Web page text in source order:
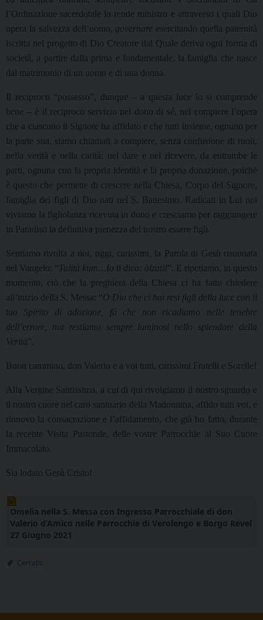
l’Ordinazione sacerdotale lo rende ministro e attraverso i quali Dio
opera la salvezza dell’uomo, governare esercitando quella paternità
iscritta nel progetto di Dio Creatore dal Quale deriva ogni forma di
società, a partire dalla prima e fondamentale, la famiglia che nasce
dal matrimonio di un uomo e di una donna.
Il reciproco “possesso”, dunque – a questa luce lo si comprende
bene – è il reciproco servizio nel dono di sé, nel compiere l’opera
che a ciascuno il Signore ha affidato e che tutti insieme, ognuno per
la parte sua, siamo chiamati a compiere, senza confusione di ruoli,
nella verità e nella carità: nel dare e nel ricevere, da entrambe le
parti, ognuna con la propria identità e la propria donazione, poiché
è questo che permette di crescere nella Chiesa, Corpo del Signore,
famiglia dei figli di Dio nati nel S. Battesimo. Radicati in Lui noi
viviamo la figliolanza ricevuta in dono e cresciamo per raggiungere
in Paradiso la definitiva pienezza del nostro essere figli.
Sentiamo rivolta a noi, oggi, carissimi, la Parola di Gesù risuonata
nel Vangelo: “ Talità kum…Io ti dico: àlzati!”. E ripetiamo, in questo
momento, ciò che la preghiera della Chiesa ci ha fatto chiedere
all’inizio della S. Messa: “O Dio che ci hai resi figli della luce con il
tuo Spirito di adozione, fà che non ricadiamo nelle tenebre
dell’errore, ma restiamo sempre luminosi nello splendore della
Verità”.
Buon cammino, don Valerio e a voi tutti, carissimi Fratelli e Sorelle!
Alla Vergine Santissima, a cui di qui rivolgiamo il nostro sguardo e
il nostro cuore nel caro santuario della Madonnina, affido tutti voi, e
rinnovo la consacrazione e l’affidamento, che già ho fatto, durante
la recente Visita Pastorale, delle vostre Parrocchie al Suo Cuore
Immacolato.
Sia lodato Gesù Cristo!
Omelia nella S. Messa con Ingresso Parrocchiale di don
Valerio d’Amico nelle Parrocchie di Verolengo e Borgo Revel
27 Giugno 2021
Cerrato